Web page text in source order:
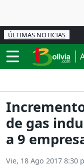
ÚLTIMAS NOTICIAS
de gas
a 9
Vie, 18 Ago 2017 8:30